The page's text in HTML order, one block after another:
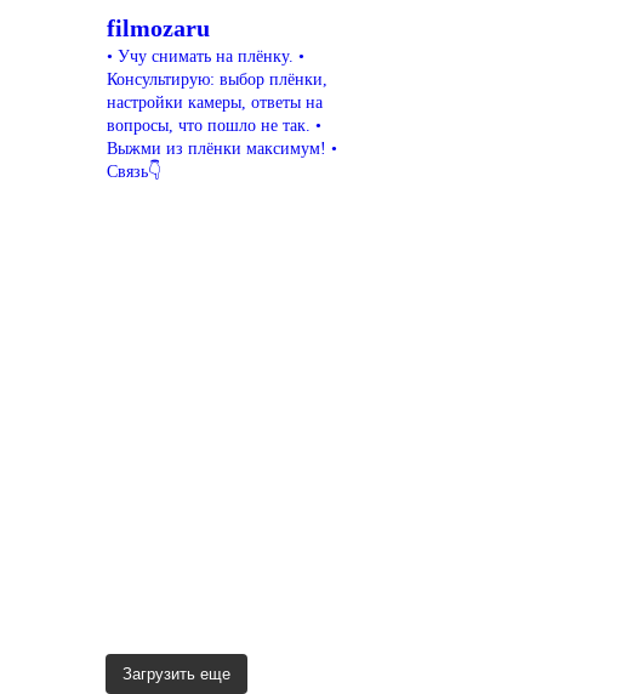
filmozaru
• Учу снимать на плёнку. •
Консультирую: выбор плёнки,
настройки камеры, ответы на
вопросы, что пошло не так. •
Выжми из плёнки максимум! •
Связь👇
Загрузить еще